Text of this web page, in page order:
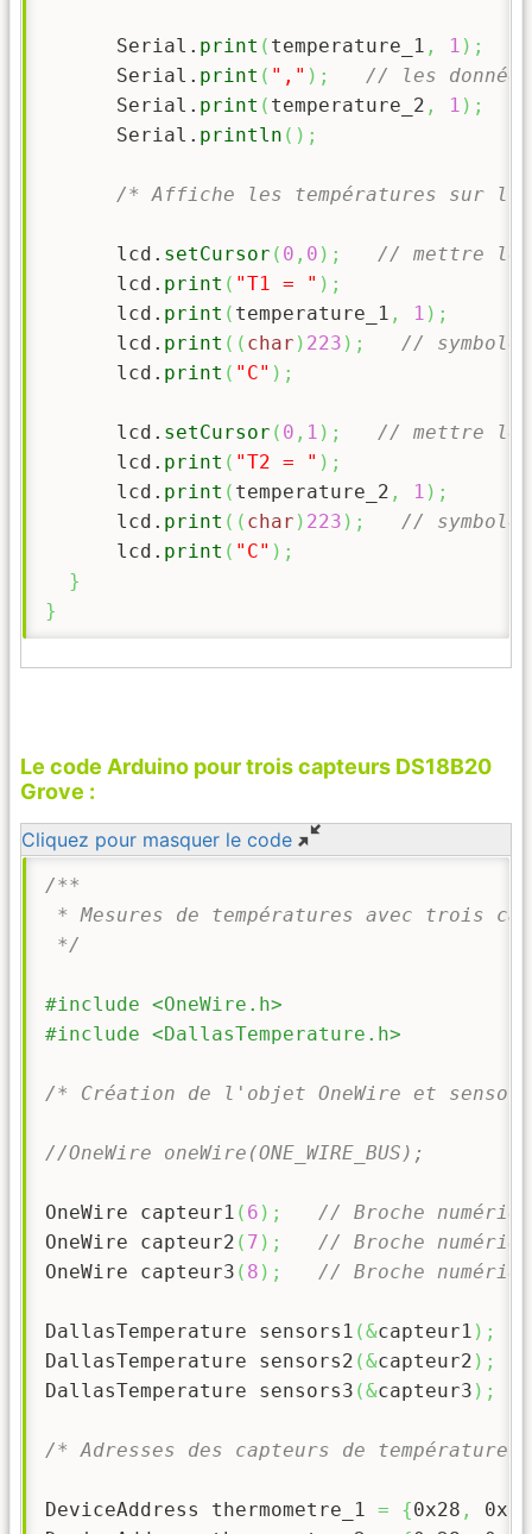
      Serial.
print ( temperature_1 , 1 ) ;
      Serial.
print ( "," ) ;
// les
      Serial.
print ( temperature_2 , 1 ) ;
      Serial.
println ( ) ;
/* Affiche les températures sur
      lcd.
setCursor ( 0 , 0 ) ;
// mettre le
      lcd.
print ( "T1 = " ) ;
      lcd.
print ( temperature_1 , 1 ) ;
      lcd.
print ( ( char ) 223 ) ;
// symbole
      lcd.
print ( "C" ) ;
      lcd.
setCursor ( 0 , 1 ) ;
// mettre le
      lcd.
print ( "T2 = " ) ;
      lcd.
print ( temperature_2 , 1 ) ;
      lcd.
print ( ( char ) 223 ) ;
// symbole
      lcd.
print ( "C" ) ;
}
}
Le code Arduino pour trois capteurs DS18B20
Grove :
Cliquez pour masquer le code
/**
* Mesures de températures avec trois
*/
#include <OneWire.h>
#include <DallasTemperature.h>
/* Création de l'objet OneWire et
//OneWire oneWire(ONE_WIRE_BUS);
OneWire capteur1 ( 6 ) ;
// Broche
OneWire capteur2 ( 7 ) ;
// Broche
OneWire capteur3 ( 8 ) ; // Broche
DallasTemperature sensors1 (&capteur1 ) ;
DallasTemperature sensors2 (&capteur2 ) ;
DallasTemperature sensors3 (&capteur3 ) ;
/* Adresses des capteurs de température
DeviceAddress thermometre_1 = {0x28 ,
0xFB